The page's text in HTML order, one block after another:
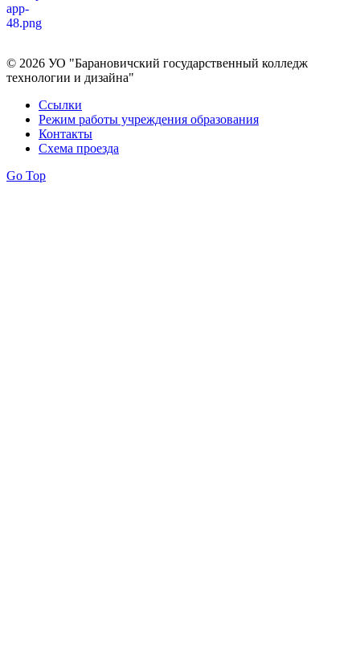
© 2026 УО "Барановичский государственный колледж
технологии и дизайна"
Ссылки
Режим работы учреждения образования
Контакты
Схема проезда
Go Top